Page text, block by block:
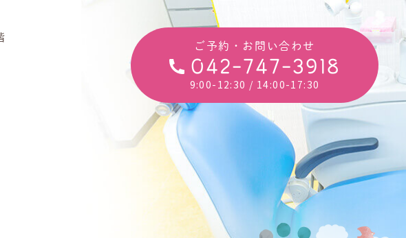
ご予約・お問い合わせ
042-747-3918
9:00-12:30 / 14:00-17:30